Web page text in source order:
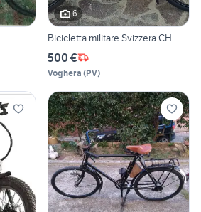
6
Bicicletta militare Svizzera CH
500 €
Voghera (PV)